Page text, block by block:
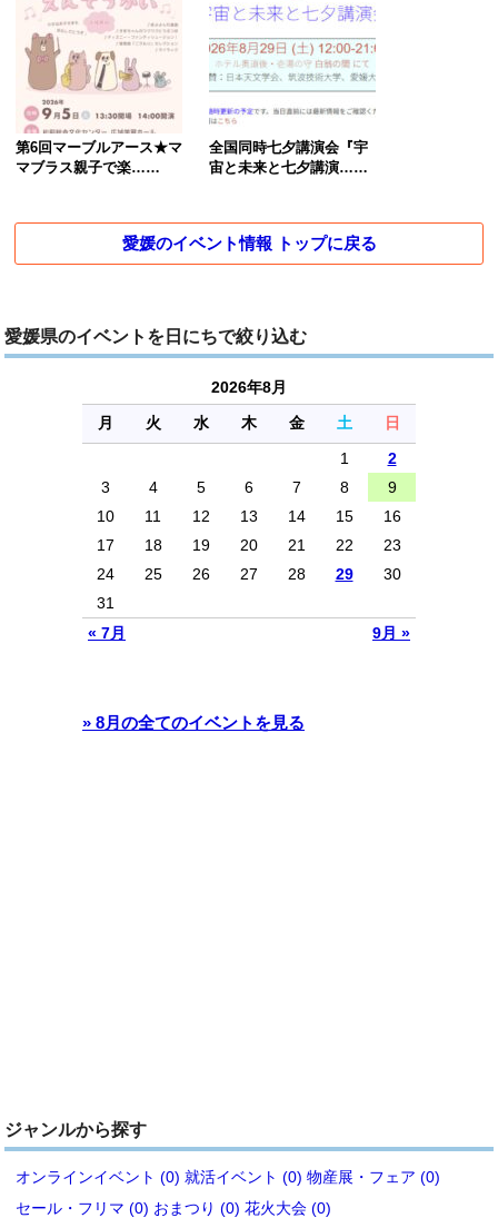
第6回マーブルアース★マ
マブラス親子で楽……
全国同時七夕講演会『宇
宙と未来と七夕講演……
愛媛のイベント情報 トップに戻る
愛媛県のイベントを日にちで絞り込む
2026年8月
月
火 水 木 金 土 日
« 7月 9月 »
1
2
3
4 5 6 7 8
9
10
11 12 13 14 15
16
17
18 19 20 21 22
23
24
25 26 27 28 29
30
31
» 8月の全てのイベントを見る
ジャンルから探す
オンラインイベント (0) 就活イベント (0) 物産展・フェア (0)
セール・フリマ (0) おまつり (0) 花火大会 (0)